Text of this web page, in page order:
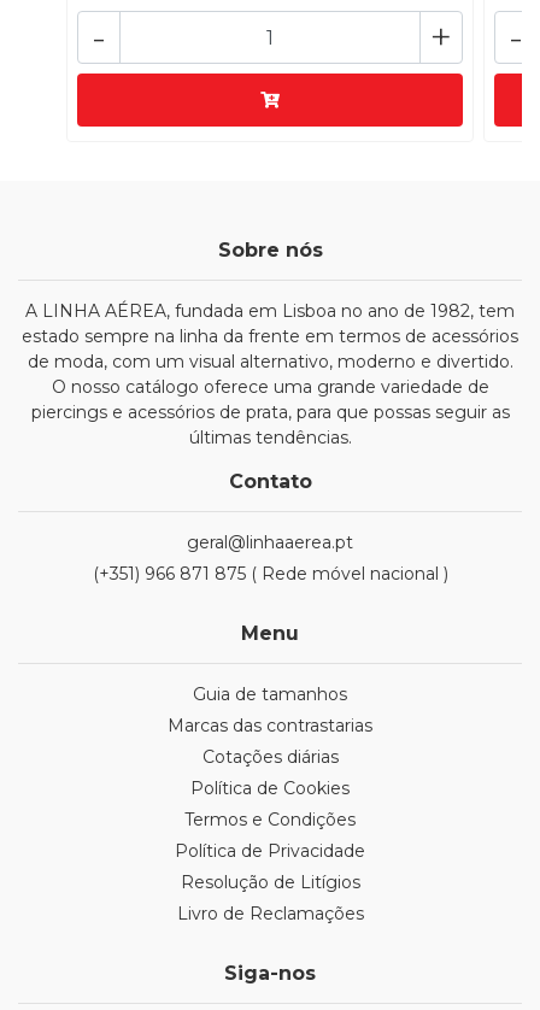
+
- -
Sobre nós
A LINHA AÉREA, fundada em Lisboa no ano de 1982, tem
estado sempre na linha da frente em termos de acessórios
de moda, com um visual alternativo, moderno e divertido.
O nosso catálogo oferece uma grande variedade de
piercings e acessórios de prata, para que possas seguir as
últimas tendências.
Contato
geral@linhaaerea.pt
(+351) 966 871 875 ( Rede móvel nacional )
Menu
Guia de tamanhos
Marcas das contrastarias
Cotações diárias
Política de Cookies
Termos e Condições
Política de Privacidade
Resolução de Litígios
Livro de Reclamações
Siga-nos